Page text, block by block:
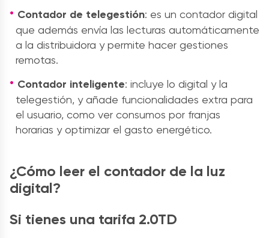
Contador de telegestión: es un contador digital
que además envía las lecturas automáticamente
a la distribuidora y permite hacer gestiones
remotas.
Contador inteligente: incluye lo digital y la
telegestión, y añade funcionalidades extra para
el usuario, como ver consumos por franjas
horarias y optimizar el gasto energético.
¿Cómo leer el contador de la luz
digital?
Si tienes una tarifa 2.0TD